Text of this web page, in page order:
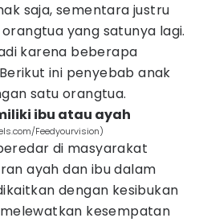
saja, sementara justru
yang satunya lagi.
karena beberapa
ini penyebab anak
satu orangtua.
ibu atau ayah
Feedyourvision)
di masyarakat
ayah dan ibu dalam
dengan kesibukan
kesempatan